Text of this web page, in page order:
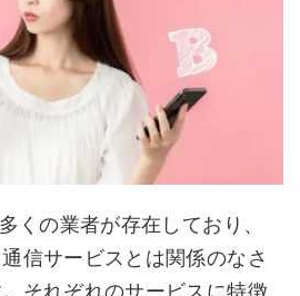
くの業者が存在しており、
信サービスとは関係のなさ
それぞれのサービスに特徴